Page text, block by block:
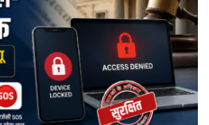
अंतरिक्ष
किया
बड़ा
मिशन,
स्पेस
स्टेशन